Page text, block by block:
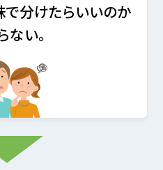
で分けたらいいのか
ない。